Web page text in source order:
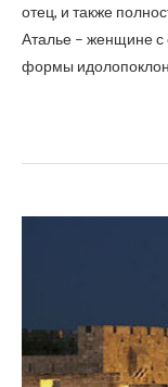
отец, и также
Аталье – женщине
формы